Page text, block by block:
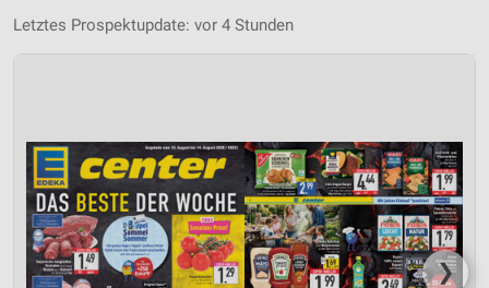
Letztes Prospektupdate: vor 4 Stunden
❯